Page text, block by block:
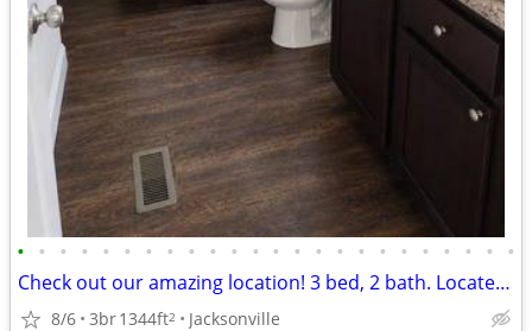
• • • • • • • • • • • • • • • • • • • • • • • •
Check out our amazing location! 3 bed, 2 bath. Located in Jacksonville
8/6 3br1344ft2 Jacksonville